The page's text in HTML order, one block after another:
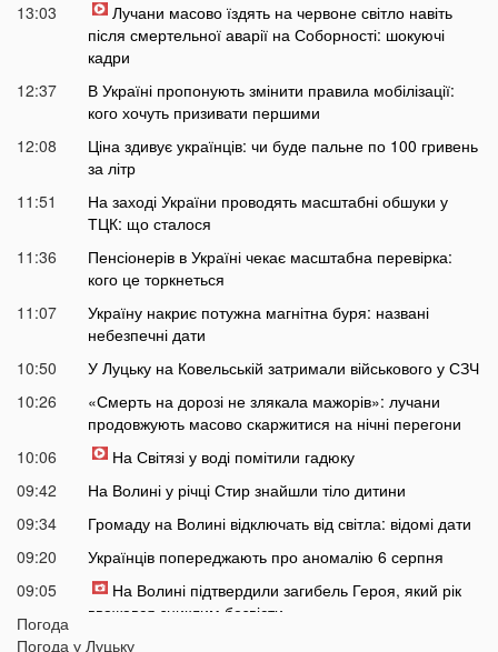
13:03
Лучани масово їздять на червоне світло навіть
після смертельної аварії на Соборності: шокуючі
кадри
12:37
В Україні пропонують змінити правила мобілізації:
кого хочуть призивати першими
12:08
Ціна здивує українців: чи буде пальне по 100 гривень
за літр
11:51
На заході України проводять масштабні обшуки у
ТЦК: що сталося
11:36
Пенсіонерів в Україні чекає масштабна перевірка:
кого це торкнеться
11:07
Україну накриє потужна магнітна буря: названі
небезпечні дати
10:50
У Луцьку на Ковельській затримали військового у СЗЧ
10:26
«Смерть на дорозі не злякала мажорів»: лучани
продовжують масово скаржитися на нічні перегони
10:06
На Світязі у воді помітили гадюку
09:42
На Волині у річці Стир знайшли тіло дитини
09:34
Громаду на Волині відключать від світла: відомі дати
09:20
Українців попереджають про аномалію 6 серпня
09:05
На Волині підтвердили загибель Героя, який рік
вважався зниклим безвісти
Погода
Погода у Луцьку